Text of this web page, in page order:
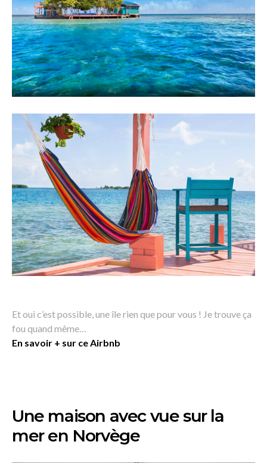
Et oui c’est possible, une île rien que pour vous ! Je trouve ça
fou quand même…
En savoir + sur ce Airbnb
Une maison avec vue sur la
mer en Norvège